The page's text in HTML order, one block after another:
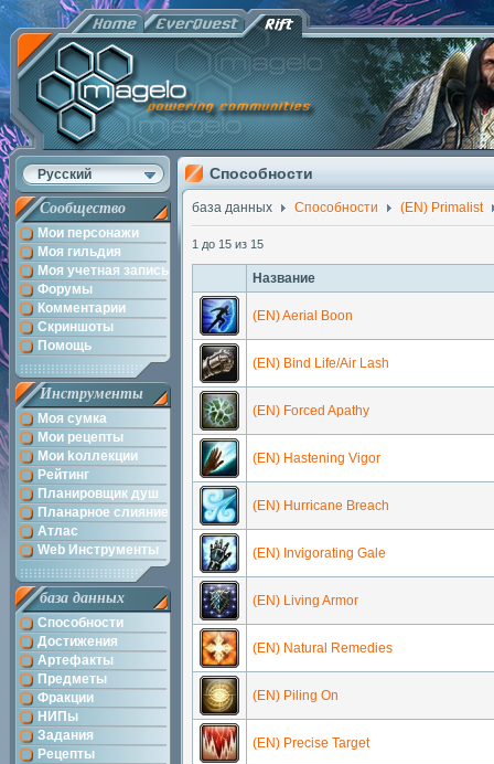
Русский
Сообщество
Мои персонажи
Моя гильдия
Моя учетная запись
Форумы
Комментарии
Скриншоты
Помощь
Инструменты
Моя сумка
Мои рецепты
Мои kоллекции
Рейтинг
Планировщик душ
Планарное слияние
Атлас
Web Инструменты
база данных
Способности
Достижения
Артефакты
Предметы
Фракции
НИПы
Задания
Рецепты
Способности
база данных Способности (EN) Primalist
1 до 15 из 15
Название
(EN) Aerial Boon
(EN) Bind Life/Air Lash
(EN) Forced Apathy
(EN) Hastening Vigor
(EN) Hurricane Breach
(EN) Invigorating Gale
(EN) Living Armor
(EN) Natural Remedies
(EN) Piling On
(EN) Precise Target